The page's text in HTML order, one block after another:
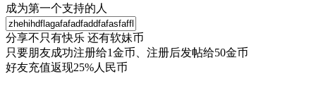
成为第一个支持的人
分享不只有快乐 还有软妹币
只要朋友成功注册给1金币、注册后发帖给50金币
好友充值返现25%人民币